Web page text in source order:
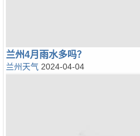
兰州4月雨水多吗？
兰州天气 2024-04-04